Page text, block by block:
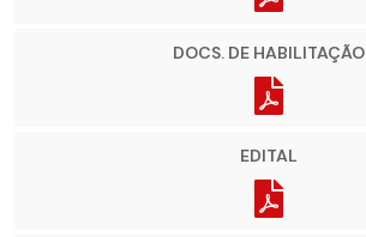
DOCS. DE HABILITAÇÃO
EDITAL